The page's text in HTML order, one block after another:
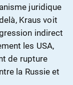
juridique
Kraus voit
indirect
les USA,
de rupture
la Russie et